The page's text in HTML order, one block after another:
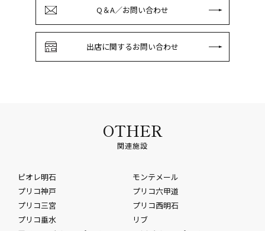
Q＆A／お問い合わせ
出店に関するお問い合わせ
OTHER
関連施設
ピオレ明石
モンテメール
プリコ神戸
プリコ六甲道
プリコ三宮
プリコ西明石
プリコ垂水
リブ